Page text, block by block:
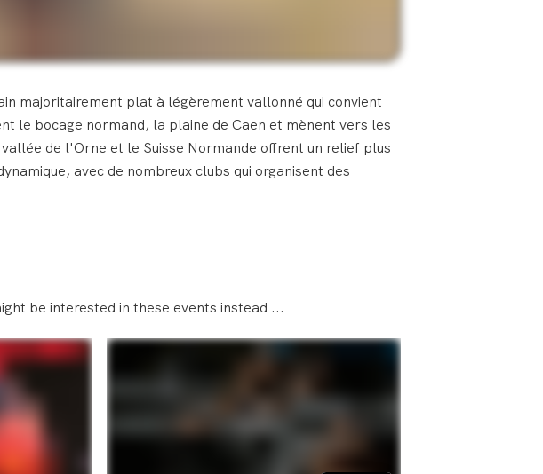
majoritairement plat à légèrement vallonné qui convient
le bocage normand, la plaine de Caen et mènent vers les
de l'Orne et le Suisse Normande offrent un relief plus
avec de nombreux clubs qui organisent des
be interested in these events instead ...